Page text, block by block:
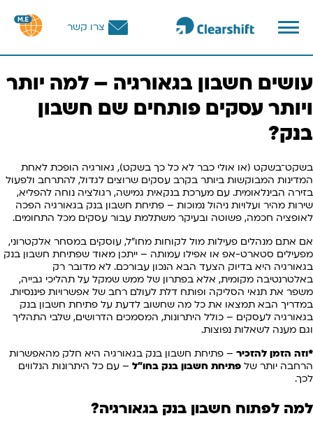
פתח
תפריט
צרו קשר
עושים חשבון בגאורגיה – למה יותר
ויותר עסקים פותחים שם חשבון
בנק?
בשקט־בשקט (או אולי כבר לא כל כך בשקט), גאורגיה הופכת לאחת
המדינות המבוקשות ביותר בקרב עסקים שרוצים לגדול, להתרחב ולפעול
בזירה הבינלאומית. עם מערכת בנקאית גמישה, רגולציה נוחה להפליא,
שירות מהיר ועלויות ניהול נמוכות – פתיחת חשבון בנק בגאורגיה הפכה
לאופציה חכמה, פשוטה ובעיקר משתלמת עבור עסקים מכל התחומים.
אם אתם מנהלים פעילות מול לקוחות מחו"ל, עוסקים במסחר אלקטרוני,
מפעילים סטארט-אפ או אפילו עמותה – ייתכן מאוד שפתיחת חשבון בנק
בגאורגיה היא בדיוק הצעד הבא הנכון עבורכם. לא מדובר רק
באלטרנטיבה מקומית, אלא בפתרון של ממש שמקל על תהליכי גבייה,
משפר את תנאי הסליקה ופותח דלת לעולם רחב של אפשרויות פיננסיות.
במדריך הבא תמצאו את כל מה שחשוב לדעת על פתיחת חשבון בנק
בגאורגיה לעסקים – כולל היתרונות, המסמכים הדרושים, שלבי התהליך
וגם מענה לשאלות נפוצות.
*וזה הזמן להזכיר – פתיחת חשבון בנק בגאורגיה היא חלק מהאפשרות
הרחבה יותר של פתיחת חשבון בנק בחו"ל – עם כל היתרונות הנלווים
לכך.
למה לפתוח חשבון בנק בגאורגיה?